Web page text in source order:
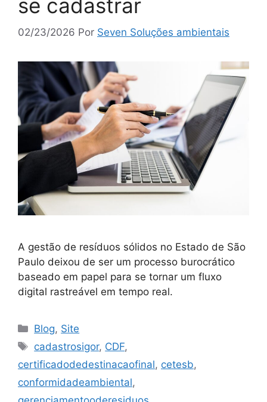
se cadastrar
02/23/2026 Por Seven Soluções ambientais
A gestão de resíduos sólidos no Estado de São
Paulo deixou de ser um processo burocrático
baseado em papel para se tornar um fluxo
digital rastreável em tempo real.
Blog, Site
cadastrosigor, CDF,
certificadodedestinacaofinal, cetesb,
conformidadeambiental,